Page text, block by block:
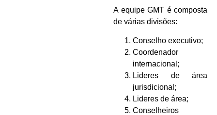
A equipe GMT é composta
de várias divisões:
Conselho executivo;
Coordenador
internacional;
Lideres de área
jurisdicional;
Lideres de área;
Conselheiros